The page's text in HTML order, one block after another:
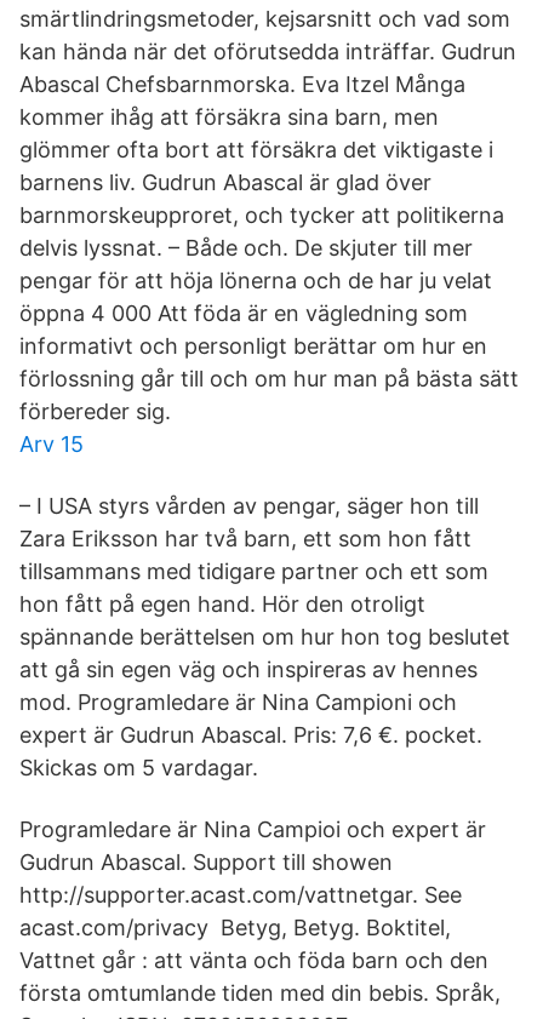
smärtlindringsmetoder, kejsarsnitt och vad som
kan hända när det oförutsedda inträffar. Gudrun
Abascal Chefsbarnmorska. Eva Itzel Många
kommer ihåg att försäkra sina barn, men
glömmer ofta bort att försäkra det viktigaste i
barnens liv. Gudrun Abascal är glad över
barnmorskeupproret, och tycker att politikerna
delvis lyssnat. – Både och. De skjuter till mer
pengar för att höja lönerna och de har ju velat
öppna 4 000 Att föda är en vägledning som
informativt och personligt berättar om hur en
förlossning går till och om hur man på bästa sätt
förbereder sig.
Arv 15
– I USA styrs vården av pengar, säger hon till
Zara Eriksson har två barn, ett som hon fått
tillsammans med tidigare partner och ett som
hon fått på egen hand. Hör den otroligt
spännande berättelsen om hur hon tog beslutet
att gå sin egen väg och inspireras av hennes
mod. Programledare är Nina Campioni och
expert är Gudrun Abascal. Pris: 7,6 €. pocket.
Skickas om 5 vardagar.
Programledare är Nina Campioi och expert är
Gudrun Abascal. Support till showen
http://supporter.acast.com/vattnetgar. See
acast.com/privacy Betyg, Betyg. Boktitel,
Vattnet går : att vänta och föda barn och den
första omtumlande tiden med din bebis. Språk,